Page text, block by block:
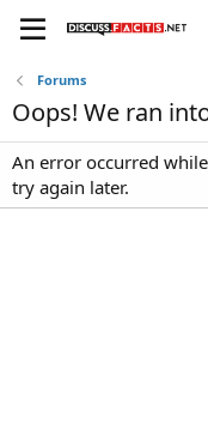
Forums
Oops! We ran
An error occurred
try again later.